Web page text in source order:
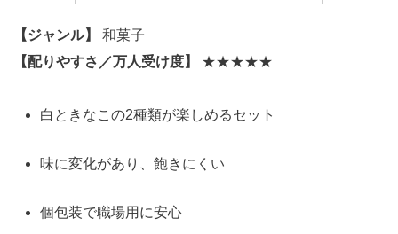
【ジャンル】
和菓子
【配りやすさ／万人受け度】
★★★★★
白ときなこの2種類が楽しめるセット
味に変化があり、飽きにくい
個包装で職場用に安心